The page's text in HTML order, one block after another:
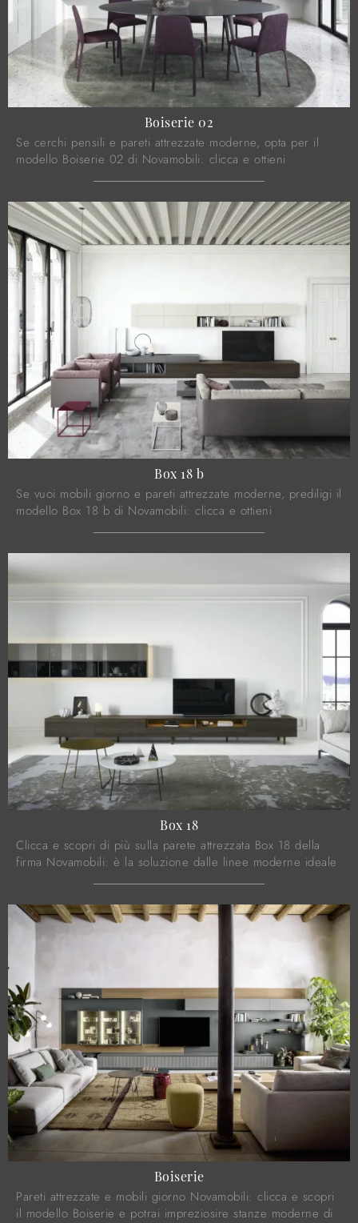
Boiserie 02
Se cerchi pensili e pareti attrezzate moderne, opta per il
modello Boiserie 02 di Novamobili: clicca e ottieni
Box 18 b
Se vuoi mobili giorno e pareti attrezzate moderne, prediligi il
modello Box 18 b di Novamobili: clicca e ottieni
Box 18
Clicca e scopri di più sulla parete attrezzata Box 18 della
firma Novamobili: è la soluzione dalle linee moderne ideale
Boiserie
Pareti attrezzate e mobili giorno Novamobili: clicca e scopri
il modello Boiserie e potrai impreziosire stanze moderne di